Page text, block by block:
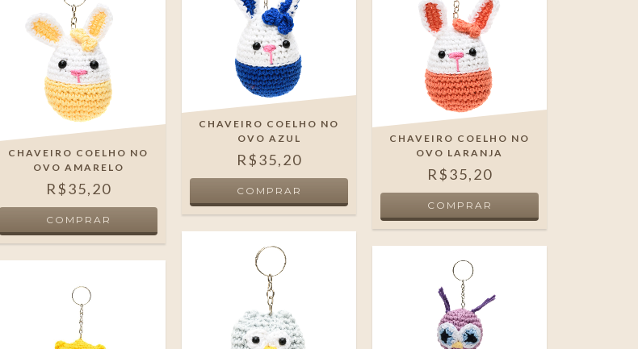
CHAVEIRO COELHO NO
OVO AMARELO
R$35,20
CHAVEIRO COELHO NO
OVO AZUL
R$35,20
CHAVEIRO COELHO NO
OVO LARANJA
R$35,20